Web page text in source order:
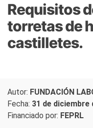
Requisitos
torretas de
castilletes.
Autor: FUNDACIÓN
Fecha: 31 de diciembre
Financiado por: FEPRL